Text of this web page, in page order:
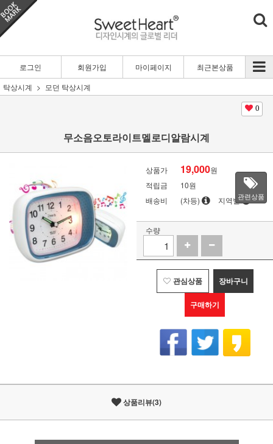
로그인 회원가입 마이페이지
최근본상품
탁상시계
모던 탁상시계
0
무소음오토라이트멜로디알람시계
상품가 19,000원
적립금
10원
배송비
(차등) 지역별관련상품
수량
관심상품 장바구니
구매하기
상품리뷰(3)